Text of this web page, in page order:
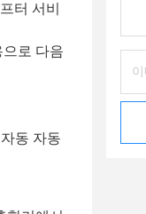
터 서비
로 다음
동 자동